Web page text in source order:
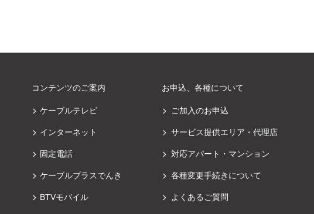
コンテンツのご案内
ケーブルテレビ
インターネット
固定電話
ケーブルプラスでんき
BTVモバイル
お申込、各種について
ご加入のお申込
サービス提供エリア・代理店
対応アパート・マンション
各種変更手続きについて
よくあるご質問